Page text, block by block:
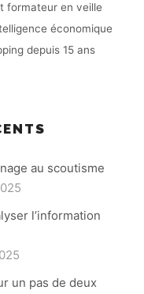
formateur en veille
économique
depuis 15 ans
au scoutisme
l’information
un pas de deux